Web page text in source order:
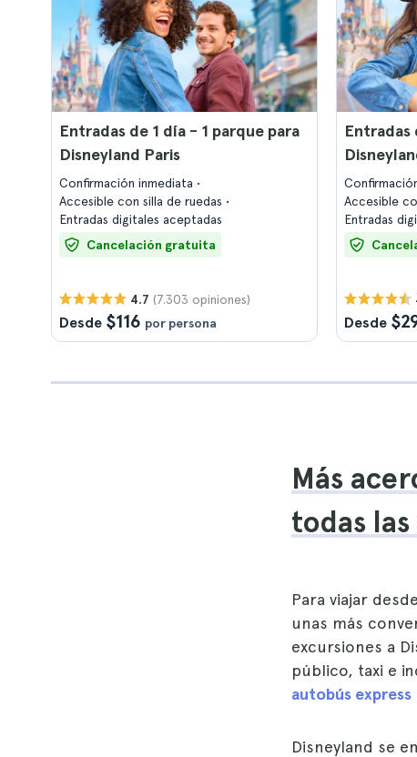
Entradas de 1 día - 1 parque para
Disneyland Paris
Confirmación inmediata
Accesible con silla de ruedas
Entradas digitales aceptadas
Cancelación gratuita
4.7 (7.303 opiniones)
Desde $116 por persona
Entradas
Accesible
Entradas
Desde
Más
todas
Para viajar
unas más
excursiones a
público, taxi e
autobús express
Disneyland se